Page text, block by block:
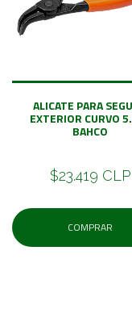
ALICATE PARA
EXTERIOR CURVO
BAHCO
$23.419 CLP
COMPRAR